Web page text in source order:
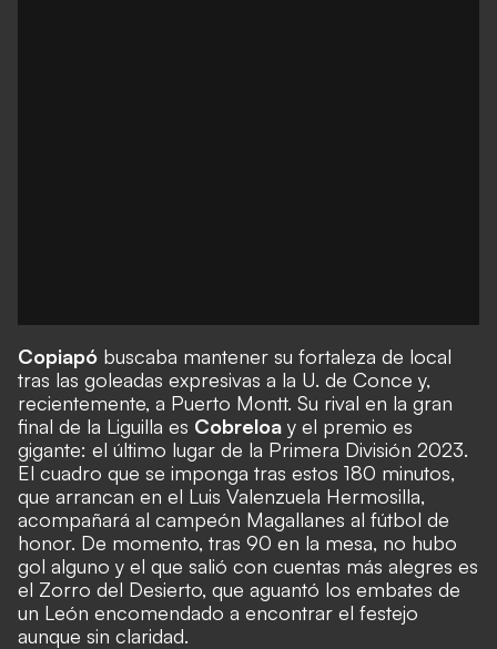
Copiapó buscaba mantener su fortaleza de local
tras las goleadas expresivas a la U. de Conce y,
recientemente, a Puerto Montt. Su rival en la gran
final de la Liguilla es Cobreloa y el premio es
gigante: el último lugar de la Primera División 2023.
El cuadro que se imponga tras estos 180 minutos,
que arrancan en el Luis Valenzuela Hermosilla,
acompañará al campeón Magallanes al fútbol de
honor. De momento, tras 90 en la mesa, no hubo
gol alguno y el que salió con cuentas más alegres es
el Zorro del Desierto, que aguantó los embates de
un León encomendado a encontrar el festejo
aunque sin claridad.